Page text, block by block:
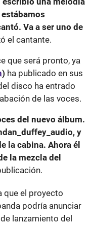
Va a ser uno de
el cantante.
que será pronto, ya
) ha publicado en sus
disco ha entrado
de las voces.
del nuevo álbum.
y
la cabina. Ahora él
la mezcla del
que el proyecto
podría anunciar
lanzamiento del